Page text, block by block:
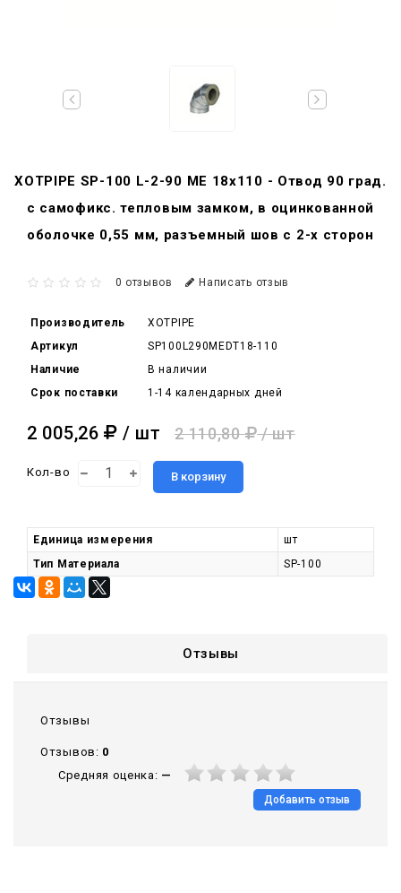
XOTPIPE SP-100 L-2-90 ME 18x110 - Отвод 90 град.
c самофикс. тепловым замком, в оцинкованной
оболочке 0,55 мм, разъемный шов с 2-х сторон
0 отзывов Написать отзыв
Производитель
XOTPIPE
Артикул
SP100L290MEDT18-110
Наличие
В наличии
Срок поставки
1-14 календарных дней
2 005,26 / шт 2 110,80 / шт
Кол-во В корзину
Единица измерения
шт
Тип Материала
SP-100
Отзывы
Отзывы
Отзывов: 0
Средняя оценка: —
Добавить отзыв